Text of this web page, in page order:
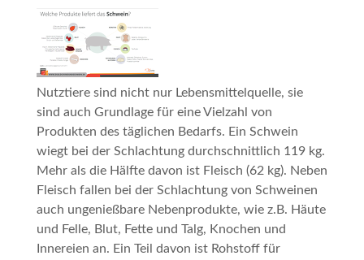
Nutztiere sind nicht nur Lebensmittelquelle, sie
sind auch Grundlage für eine Vielzahl von
Produkten des täglichen Bedarfs. Ein Schwein
wiegt bei der Schlachtung durchschnittlich 119 kg.
Mehr als die Hälfte davon ist Fleisch (62 kg). Neben
Fleisch fallen bei der Schlachtung von Schweinen
auch ungenießbare Nebenprodukte, wie z.B. Häute
und Felle, Blut, Fette und Talg, Knochen und
Innereien an. Ein Teil davon ist Rohstoff für